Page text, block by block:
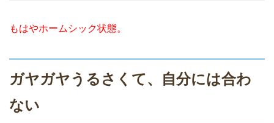
もはやホームシック状態。
ガヤガヤうるさくて、自分には合わ
ない